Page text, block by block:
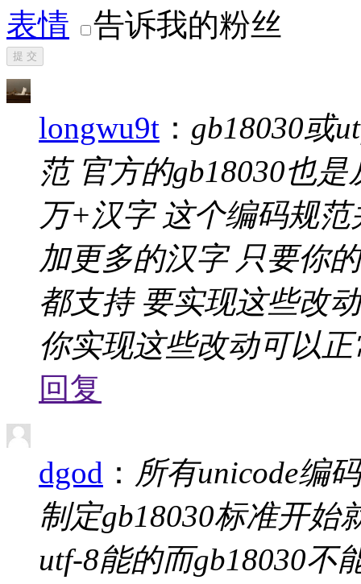
表情 告诉我的粉丝
提 交
longwu9t ： gb18030或
范 官方的gb18030也
万+汉字 这个编码规
加更多的汉字 只要你
都支持 要实现这些改
你实现这些改动可以正
回复
dgod ： 所有unicode编
制定gb18030标准开
utf-8能的而gb18030不